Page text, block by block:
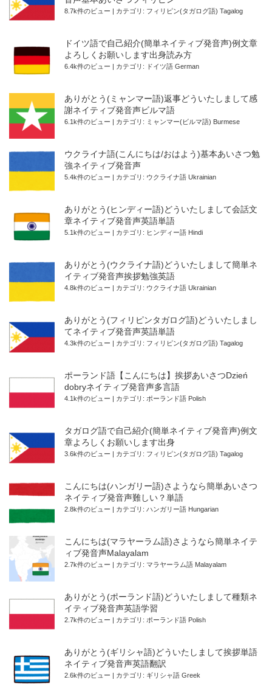
8.7k件のビュー カテゴリ: フィリピン(タガログ語) Tagalog
ドイツ語で自己紹介(簡単ネイティブ発音声)例文章
よろしくお願いします出身読み方
6.4k件のビュー カテゴリ: ドイツ語 German
ありがとう(ミャンマー語)返事どういたしまして感
謝ネイティブ発音声ビルマ語
6.1k件のビュー カテゴリ: ミャンマー(ビルマ語) Burmese
ウクライナ語(こんにちは/おはよう)基本あいさつ勉
強ネイティブ発音声
5.4k件のビュー カテゴリ: ウクライナ語 Ukrainian
ありがとう(ヒンディー語)どういたしまして会話文
章ネイティブ発音声英語単語
5.1k件のビュー カテゴリ: ヒンディー語 Hindi
ありがとう(ウクライナ語)どういたしまして簡単ネ
イティブ発音声挨拶勉強英語
4.8k件のビュー カテゴリ: ウクライナ語 Ukrainian
ありがとう(フィリピンタガログ語)どういたしまし
てネイティブ発音声英語単語
4.3k件のビュー カテゴリ: フィリピン(タガログ語) Tagalog
ポーランド語【こんにちは】挨拶あいさつDzień
dobryネイティブ発音声多言語
4.1k件のビュー カテゴリ: ポーランド語 Polish
タガログ語で自己紹介(簡単ネイティブ発音声)例文
章よろしくお願いします出身
3.6k件のビュー カテゴリ: フィリピン(タガログ語) Tagalog
こんにちは(ハンガリー語)さようなら簡単あいさつ
ネイティブ発音声難しい？単語
2.8k件のビュー カテゴリ: ハンガリー語 Hungarian
こんにちは(マラヤーラム語)さようなら簡単ネイテ
ィブ発音声Malayalam
2.7k件のビュー カテゴリ: マラヤーラム語 Malayalam
ありがとう(ポーランド語)どういたしまして種類ネ
イティブ発音声英語学習
2.7k件のビュー カテゴリ: ポーランド語 Polish
ありがとう(ギリシャ語)どういたしまして挨拶単語
ネイティブ発音声英語翻訳
2.6k件のビュー カテゴリ: ギリシャ語 Greek